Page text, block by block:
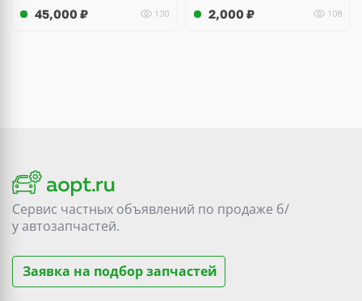
45,000 ₽ 130 2,000 ₽ 108
Сервис частных объявлений по продаже б/
уавтозапчастей.
Заявка на подбор запчастей